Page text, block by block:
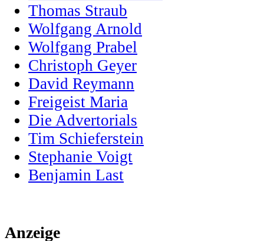
Thomas Straub
Wolfgang Arnold
Wolfgang Prabel
Christoph Geyer
David Reymann
Freigeist Maria
Die Advertorials
Tim Schieferstein
Stephanie Voigt
Benjamin Last
Anzeige